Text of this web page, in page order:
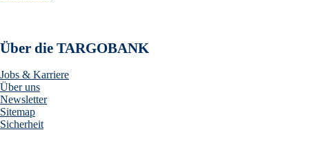
Über die TARGOBANK
Jobs & Karriere
Über uns
Newsletter
Sitemap
Sicherheit